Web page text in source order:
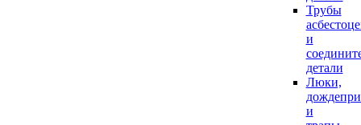
Трубы
и
детали
Люки,
и